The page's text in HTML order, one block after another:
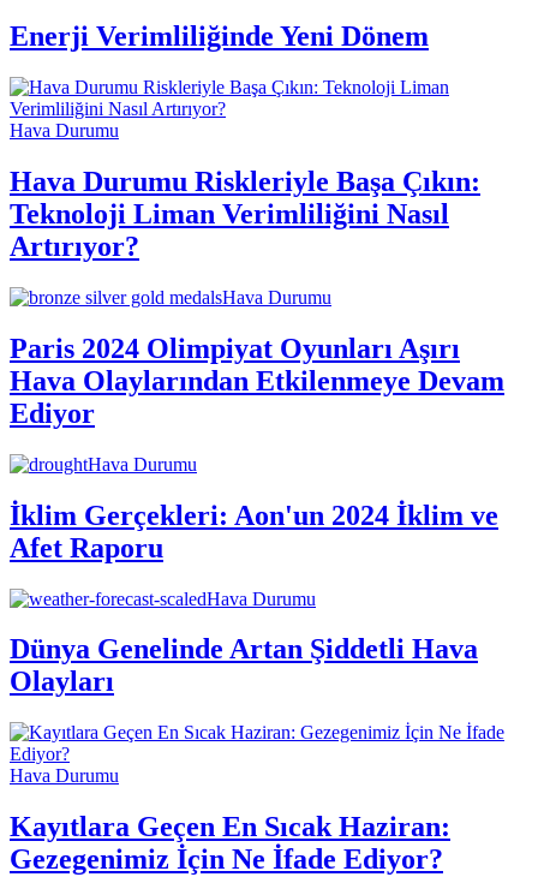
Enerji Verimliliğinde Yeni Dönem
Hava Durumu
Hava Durumu Riskleriyle Başa Çıkın:
Teknoloji Liman Verimliliğini Nasıl
Artırıyor?
Hava Durumu
Paris 2024 Olimpiyat Oyunları Aşırı
Hava Olaylarından Etkilenmeye Devam
Ediyor
Hava Durumu
İklim Gerçekleri: Aon'un 2024 İklim ve
Afet Raporu
Hava Durumu
Dünya Genelinde Artan Şiddetli Hava
Olayları
Hava Durumu
Kayıtlara Geçen En Sıcak Haziran:
Gezegenimiz İçin Ne İfade Ediyor?